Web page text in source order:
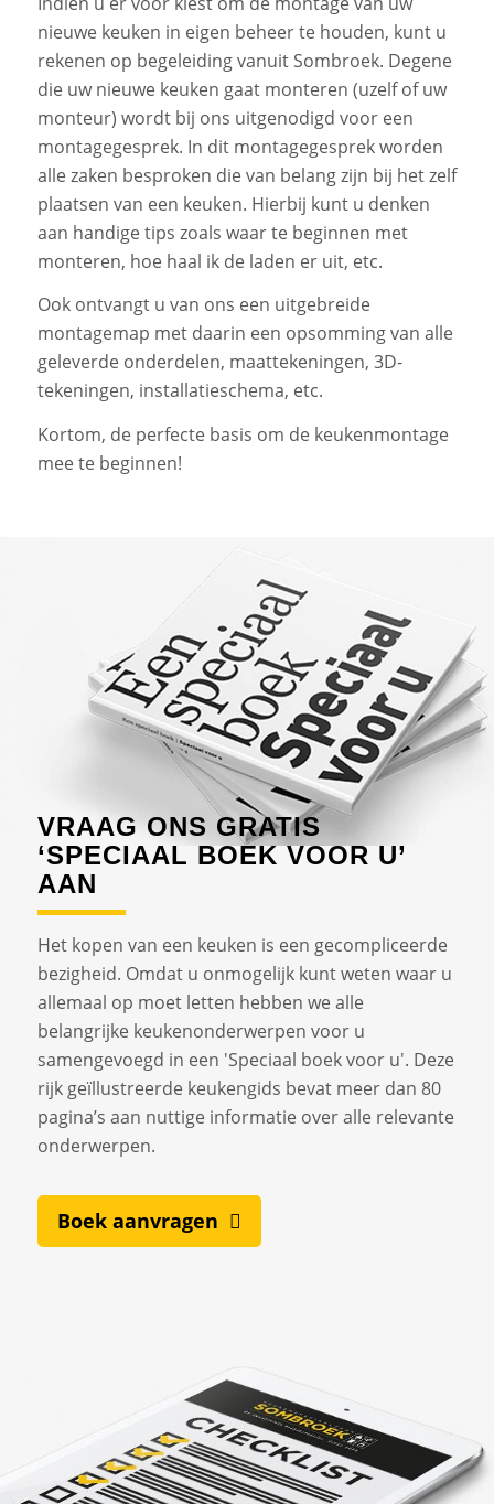
nieuwe keuken in eigen beheer te houden, kunt u
rekenen op begeleiding vanuit Sombroek. Degene
die uw nieuwe keuken gaat monteren (uzelf of uw
monteur) wordt bij ons uitgenodigd voor een
montagegesprek. In dit montagegesprek worden
alle zaken besproken die van belang zijn bij het zelf
plaatsen van een keuken. Hierbij kunt u denken
aan handige tips zoals waar te beginnen met
monteren, hoe haal ik de laden er uit, etc.
Ook ontvangt u van ons een uitgebreide
montagemap met daarin een opsomming van alle
geleverde onderdelen, maattekeningen, 3D-
tekeningen, installatieschema, etc.
Kortom, de perfecte basis om de keukenmontage
mee te beginnen!
VRAAG ONS GRATIS
‘SPECIAAL BOEK VOOR U’
AAN
Het kopen van een keuken is een gecompliceerde
bezigheid. Omdat u onmogelijk kunt weten waar u
allemaal op moet letten hebben we alle
belangrijke keukenonderwerpen voor u
samengevoegd in een 'Speciaal boek voor u'. Deze
rijk geïllustreerde keukengids bevat meer dan 80
pagina’s aan nuttige informatie over alle relevante
onderwerpen.
Boek aanvragen